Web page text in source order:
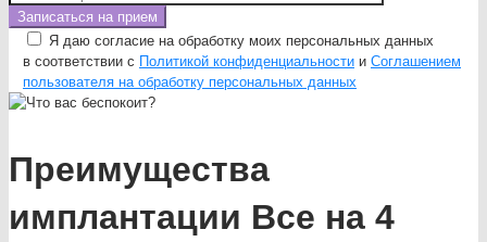
Я даю согласие на обработку моих персональных данных
в соответствии с Политикой конфиденциальности и Соглашением
пользователя на обработку персональных данных
Преимущества
имплантации Все на 4